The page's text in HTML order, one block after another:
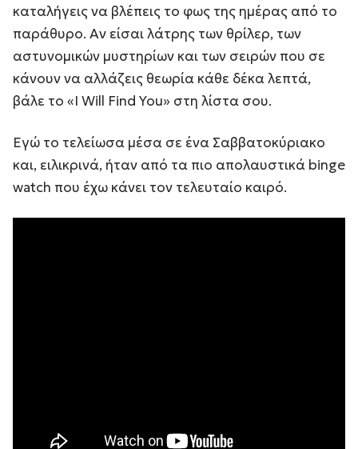
καταλήγεις να βλέπεις το φως της ημέρας από το
παράθυρο. Αν είσαι λάτρης των θρίλερ, των
αστυνομικών μυστηρίων και των σειρών που σε
κάνουν να αλλάζεις θεωρία κάθε δέκα λεπτά,
βάλε το «I Will Find You» στη λίστα σου.
Εγώ το τελείωσα μέσα σε ένα Σαββατοκύριακο
και, ειλικρινά, ήταν από τα πιο απολαυστικά binge
watch που έχω κάνει τον τελευταίο καιρό.